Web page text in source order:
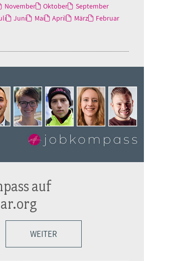
November Oktober
September
Juni Mai April März
Februar
auf
WEITER